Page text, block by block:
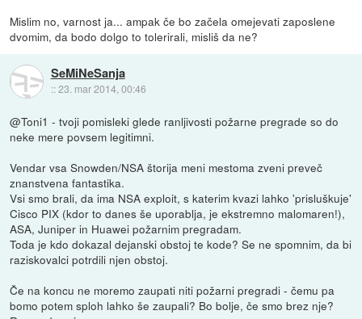
Mislim no, varnost ja... ampak če bo začela omejevati zaposlene
dvomim, da bodo dolgo to tolerirali, misliš da ne?
SeMiNeSanja
::23. mar 2014, 00:46
@Toni1 - tvoji pomisleki glede ranljivosti požarne pregrade so do
neke mere povsem legitimni.
Vendar vsa Snowden/NSA štorija meni mestoma zveni preveč
znanstvena fantastika.
Vsi smo brali, da ima NSA exploit, s katerim kvazi lahko 'prisluškuje'
Cisco PIX (kdor to danes še uporablja, je ekstremno malomaren!),
ASA, Juniper in Huawei požarnim pregradam.
Toda je kdo dokazal dejanski obstoj te kode? Se ne spomnim, da bi
raziskovalci potrdili njen obstoj.
Če na koncu ne moremo zaupati niti požarni pregradi - čemu pa
bomo potem sploh lahko še zaupali? Bo bolje, če smo brez nje?